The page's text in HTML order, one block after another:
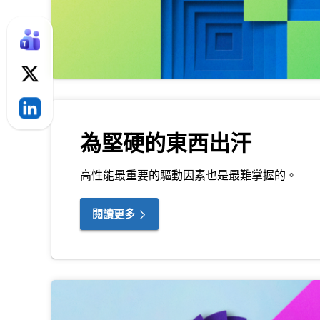
為堅硬的東西出汗
高性能最重要的驅動因素也是最難掌握的。
閱讀更多